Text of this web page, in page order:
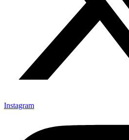
Instagram